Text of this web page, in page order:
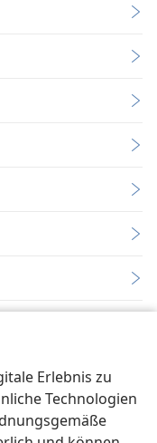
Erlebnis zu
Technologien